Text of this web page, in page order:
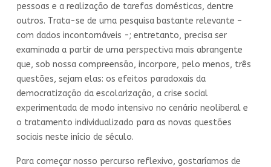
pessoas e a realização de tarefas domésticas, dentre
outros. Trata-se de uma pesquisa bastante relevante –
com dados incontornáveis -; entretanto, precisa ser
examinada a partir de uma perspectiva mais abrangente
que, sob nossa compreensão, incorpore, pelo menos, três
questões, sejam elas: os efeitos paradoxais da
democratização da escolarização, a crise social
experimentada de modo intensivo no cenário neoliberal e
o tratamento individualizado para as novas questões
sociais neste início de século.
Para começar nosso percurso reflexivo, gostaríamos de